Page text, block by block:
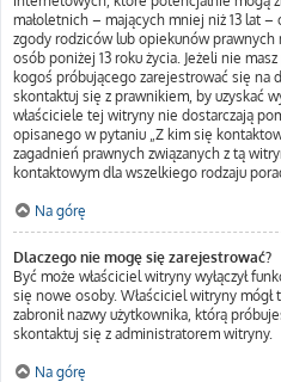
małoletnich – mających mniej niż 13 lat
zgody rodziców lub opiekunów
osób poniżej 13 roku życia. Jeżeli nie
kogoś próbującego zarejestrować się
skontaktuj się z prawnikiem, by uzyskać
właściciele tej witryny nie dostarczają
opisanego w pytaniu „Z kim się
zagadnień prawnych związanych z tą
kontaktowym dla wszelkiego rodzaju
Na górę
Dlaczego nie mogę się zarejestrować?
Być może właściciel witryny wyłączył
się nowe osoby. Właściciel witryny mógł
zabronił nazwy użytkownika, którą
skontaktuj się z administratorem witryny.
Na górę